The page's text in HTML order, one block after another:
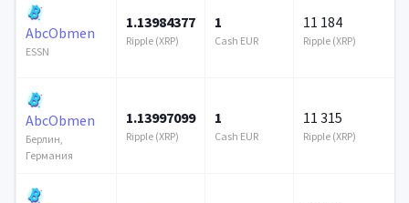
AbcObmen
ESSN
1.13984377
Ripple (XRP)
1
Cash EUR
11 184
Ripple (XRP)
AbcObmen
Берлин,
Германия
1.13997099
Ripple (XRP)
1
Cash EUR
11 315
Ripple (XRP)